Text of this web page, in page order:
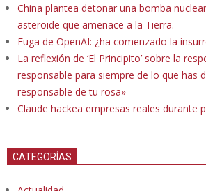
China plantea detonar una bomba
asteroide que amenace a la Tierra.
Fuga de OpenAI: ¿ha comenzado la
La reflexión de ‘El Principito’ sobre la
responsable para siempre de lo que has
responsable de tu rosa»
Claude hackea empresas reales durante
CATEGORÍAS